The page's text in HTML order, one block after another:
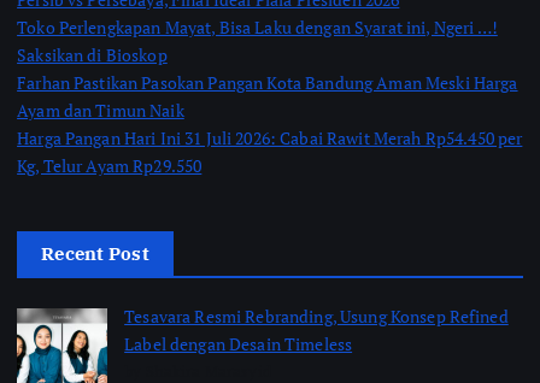
Toko Perlengkapan Mayat, Bisa Laku dengan Syarat ini, Ngeri …!
Saksikan di Bioskop
Farhan Pastikan Pasokan Pangan Kota Bandung Aman Meski Harga
Ayam dan Timun Naik
Harga Pangan Hari Ini 31 Juli 2026: Cabai Rawit Merah Rp54.450 per
Kg, Telur Ayam Rp29.550
Recent Post
Tesavara Resmi Rebranding, Usung Konsep Refined
Label dengan Desain Timeless